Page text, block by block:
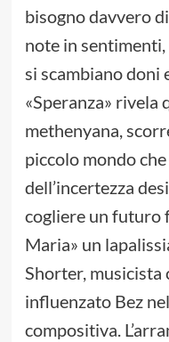
bisogno davvero
note in
si scambiano doni
«Speranza» rivela
methenyana,
piccolo mondo
dell’incertezza
cogliere un futuro
Maria» un
Shorter, musicista
influenzato Bez
compositiva.